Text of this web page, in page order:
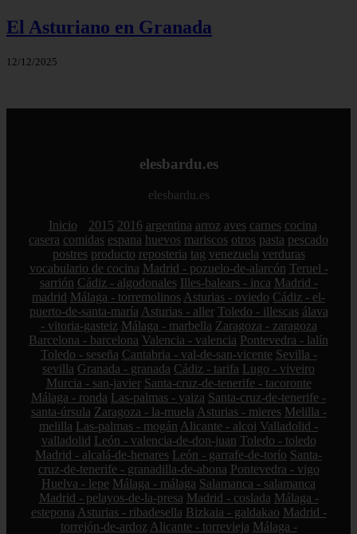
El Asturiano en Granada
12/12/2025
elesbardu.es
elesbardu.es
Inicio 2015 2016 argentina arroz aves carnes cocina
casera comidas espana huevos mariscos otros pasta pescado
postres producto reposteria tag venezuela verduras
vocabulario de cocina Madrid - pozuelo-de-alarcón Teruel -
sarrión Cádiz - algodonales Illes-balears - inca Madrid -
madrid Málaga - torremolinos Asturias - oviedo Cádiz - el-
puerto-de-santa-maría Asturias - aller Toledo - illescas álava
- vitoria-gasteiz Málaga - marbella Zaragoza - zaragoza
Barcelona - barcelona Valencia - valencia Pontevedra - lalín
Toledo - seseña Cantabria - val-de-san-vicente Sevilla -
sevilla Granada - granada Cádiz - tarifa Lugo - viveiro
Murcia - san-javier Santa-cruz-de-tenerife - tacoronte
Málaga - ronda Las-palmas - yaiza Santa-cruz-de-tenerife -
santa-úrsula Zaragoza - la-muela Asturias - mieres Melilla -
melilla Las-palmas - mogán Alicante - alcoi Valladolid -
valladolid León - valencia-de-don-juan Toledo - toledo
Madrid - alcalá-de-henares León - garrafe-de-torío Santa-
cruz-de-tenerife - granadilla-de-abona Pontevedra - vigo
Huelva - lepe Málaga - málaga Salamanca - salamanca
Madrid - pelayos-de-la-presa Madrid - coslada Málaga -
estepona Asturias - ribadesella Bizkaia - galdakao Madrid -
torrejón-de-ardoz Alicante - torrevieja Málaga -